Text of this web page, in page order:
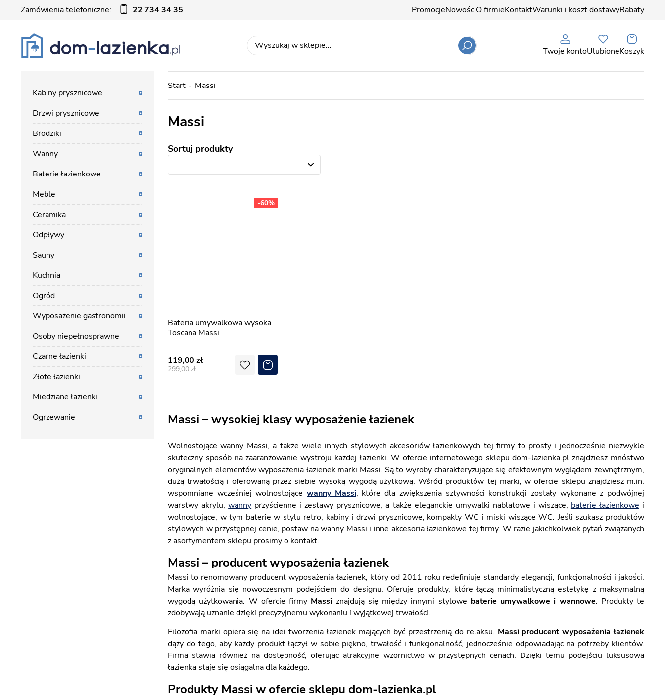
Zamówienia telefoniczne: 22 734 34 35 PromocjeNowościO firmieKontaktWarunki i koszt dostawyRabaty
Twoje kontoUlubioneKoszyk
Start Massi
Massi
Massi – wysokiej klasy wyposażenie łazienek
Wolnostojące wanny Massi, a także wiele innych stylowych akcesoriów łazienkowych tej firmy to prosty i jednocześnie niezwykle
skuteczny sposób na zaaranżowanie wystroju każdej łazienki. W ofercie internetowego sklepu dom-lazienka.pl znajdziesz mnóstwo
oryginalnych elementów wyposażenia łazienek marki Massi. Są to wyroby charakteryzujące się efektownym wyglądem zewnętrznym,
dużą trwałością i oferowaną przez siebie wysoką wygodą użytkową. Wśród produktów tej marki, w ofercie sklepu znajdziesz m.in.
wspomniane wcześniej wolnostojącewanny Massi, które dla zwiększenia sztywności konstrukcji zostały wykonane z podwójnej
warstwy akrylu,wanny przyścienne i zestawy prysznicowe, a także eleganckie umywalki nablatowe i wiszące, baterie łazienkowe i
wolnostojące, w tym baterie w stylu retro, kabiny i drzwi prysznicowe, kompakty WC i miski wiszące WC. Jeśli szukasz produktów
stylowych w przystępnej cenie, postaw na wanny Massi i inne akcesoria łazienkowe tej firmy. W razie jakichkolwiek pytań związanych
z asortymentem sklepu prosimy o kontakt.
Massi – producent wyposażenia łazienek
Massi to renomowany producent wyposażenia łazienek, który od 2011 roku redefiniuje standardy elegancji, funkcjonalności i jakości.
Marka wyróżnia się nowoczesnym podejściem do designu. Oferuje produkty, które łączą minimalistyczną estetykę z maksymalną
wygodą użytkowania. W ofercie firmy Massi znajdują się między innymi stylowe baterie umywalkowe i wannowe. Produkty te
zdobywają uznanie dzięki precyzyjnemu wykonaniu i wyjątkowej trwałości.
Filozofia marki opiera się na idei tworzenia łazienek mających być przestrzenią do relaksu. Massi producent wyposażenia łazienek
dąży do tego, aby każdy produkt łączył w sobie piękno, trwałość i funkcjonalność, jednocześnie odpowiadając na potrzeby klientów.
Firma stawia również na dostępność, oferując atrakcyjne wzornictwo w przystępnych cenach. Dzięki temu podejściu luksusowa
łazienka staje się osiągalna dla każdego.
Produkty Massi w ofercie sklepu dom-lazienka.pl
Sortuj produkty
Bateria umywalkowa wysoka
Toscana Massi
119,00
299,00
-60%
Kabiny prysznicowe
Drzwi prysznicowe
Brodziki
Wanny
Baterie łazienkowe
Meble
Ceramika
Odpływy
Sauny
Kuchnia
Ogród
Wyposażenie gastronomii
Osoby niepełnosprawne
Czarne łazienki
Złote łazienki
Miedziane łazienki
Ogrzewanie